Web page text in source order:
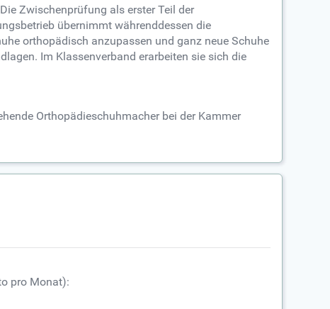
Zwischenprüfung als erster Teil der
übernimmt währenddessen die
orthopädisch anzupassen und ganz neue Schuhe
Im Klassenverband erarbeiten sie sich die
Orthopädieschuhmacher bei der Kammer
pro Monat):